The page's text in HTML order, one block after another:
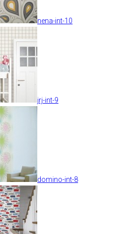
nena-int-10
jrj-int-9
domino-int-8